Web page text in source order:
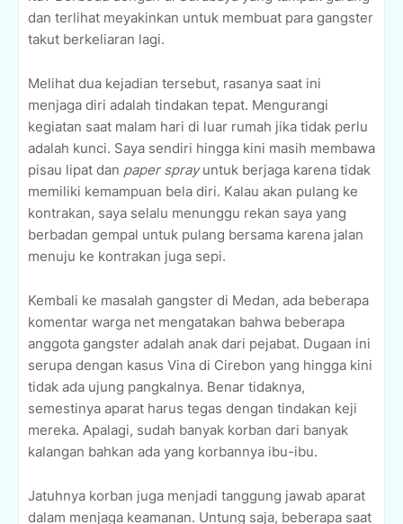
dan terlihat meyakinkan untuk membuat para gangster
takut berkeliaran lagi.
Melihat dua kejadian tersebut, rasanya saat ini
menjaga diri adalah tindakan tepat. Mengurangi
kegiatan saat malam hari di luar rumah jika tidak perlu
adalah kunci. Saya sendiri hingga kini masih membawa
pisau lipat dan paper sprayuntuk berjaga karena tidak
memiliki kemampuan bela diri. Kalau akan pulang ke
kontrakan, saya selalu menunggu rekan saya yang
berbadan gempal untuk pulang bersama karena jalan
menuju ke kontrakan juga sepi.
Kembali ke masalah gangster di Medan, ada beberapa
komentar warga net mengatakan bahwa beberapa
anggota gangster adalah anak dari pejabat. Dugaan ini
serupa dengan kasus Vina di Cirebon yang hingga kini
tidak ada ujung pangkalnya. Benar tidaknya,
semestinya aparat harus tegas dengan tindakan keji
mereka. Apalagi, sudah banyak korban dari banyak
kalangan bahkan ada yang korbannya ibu-ibu.
Jatuhnya korban juga menjadi tanggung jawab aparat
dalam menjaga keamanan. Untung saja, beberapa saat